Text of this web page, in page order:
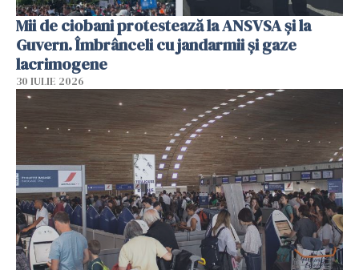
Mii de ciobani protestează la ANSVSA și la
Guvern. Îmbrânceli cu jandarmii și gaze
lacrimogene
30 IULIE 2026